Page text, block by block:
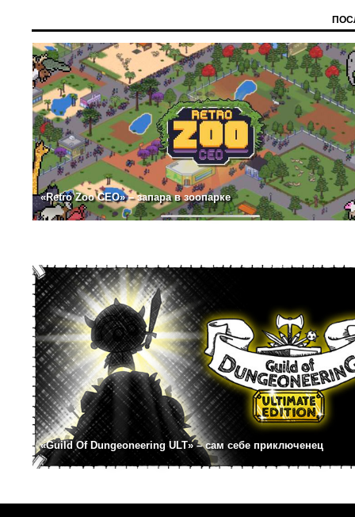
«Retro Zoo CEO» – запара в зоопарке
«Guild Of Dungeoneering ULT» – сам себе приключенец